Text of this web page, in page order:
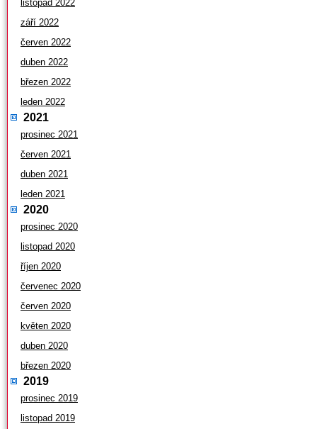
listopad 2022
září 2022
červen 2022
duben 2022
březen 2022
leden 2022
2021
prosinec 2021
červen 2021
duben 2021
leden 2021
2020
prosinec 2020
listopad 2020
říjen 2020
červenec 2020
červen 2020
květen 2020
duben 2020
březen 2020
2019
prosinec 2019
listopad 2019